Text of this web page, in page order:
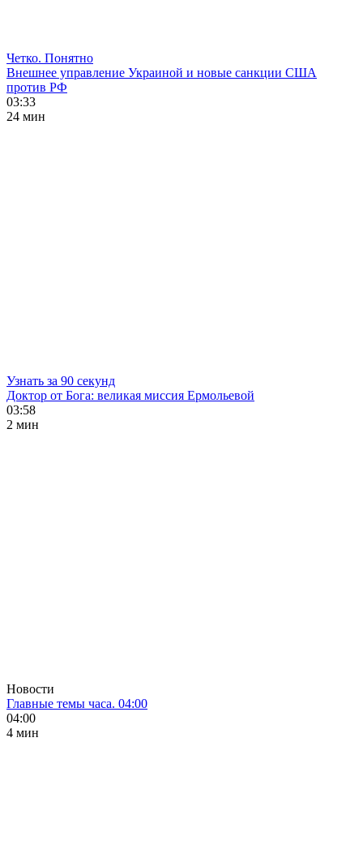
Четко. Понятно
Внешнее управление Украиной и новые санкции США
против РФ
03:33
24 мин
Узнать за 90 секунд
Доктор от Бога: великая миссия Ермольевой
03:58
2 мин
Новости
Главные темы часа. 04:00
04:00
4 мин